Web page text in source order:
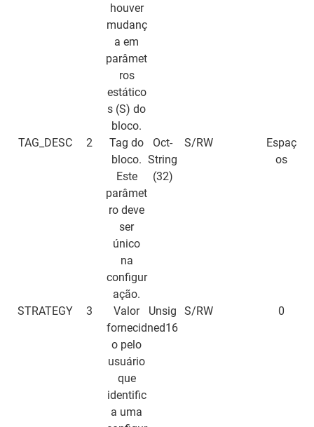
houver
mudanç
a em
parâmet
ros
estático
s (S) do
bloco.
TAG_DESC 2 Tag do
bloco.
Este
parâmet
ro deve
ser
único
na
configur
ação.
Oct-
String
(32)
S/RW
Espaç
os
STRATEGY 3
Valor
fornecid
o pelo
usuário
que
identific
a uma
Unsig
ned16
S/RW 0